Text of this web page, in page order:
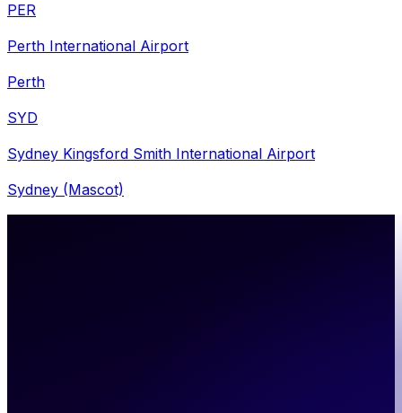
PER
Perth International Airport
Perth
SYD
Sydney Kingsford Smith International Airport
Sydney (Mascot)